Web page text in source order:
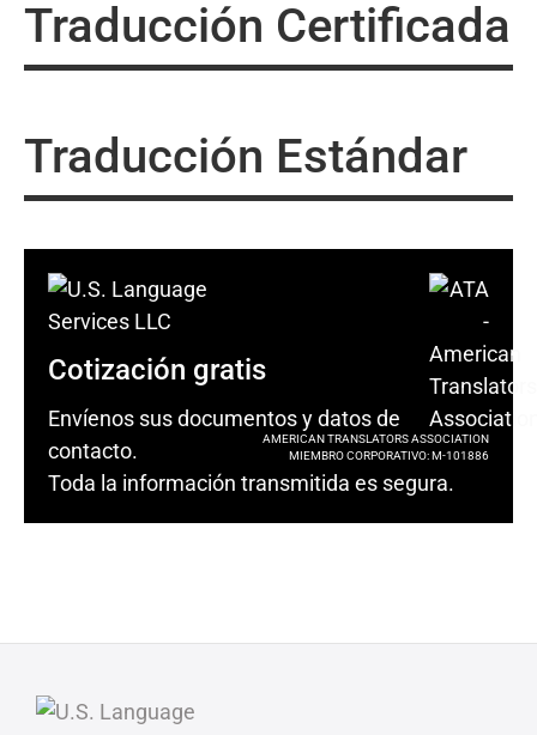
Traducción Certificada
Traducción Estándar
AMERICAN TRANSLATORS ASSOCIATION
MIEMBRO CORPORATIVO: M-101886
Cotización gratis
Envíenos sus documentos y datos de
contacto.
Toda la información transmitida es segura.